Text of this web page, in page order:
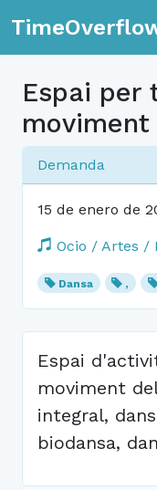
Espai per
Demanda
15 de enero de
Ocio / Artes /
Dansa ,
Espai
moviment
integral,
biodansa,